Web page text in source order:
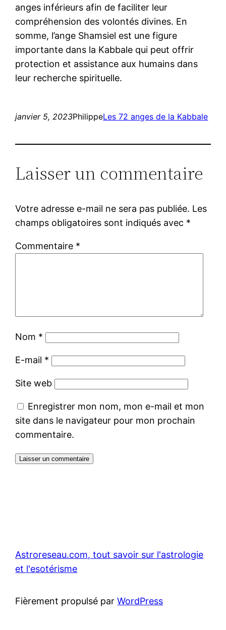
anges inférieurs afin de faciliter leur
compréhension des volontés divines. En
somme, l’ange Shamsiel est une figure
importante dans la Kabbale qui peut offrir
protection et assistance aux humains dans
leur recherche spirituelle.
janvier 5, 2023PhilippeLes 72 anges de la Kabbale
Laisser un commentaire
Votre adresse e-mail ne sera pas publiée. Les
champs obligatoires sont indiqués avec *
Commentaire *
Nom *
E-mail *
Site web
Enregistrer mon nom, mon e-mail et mon
site dans le navigateur pour mon prochain
commentaire.
Astroreseau.com, tout savoir sur l'astrologie
et l'esotérisme
Fièrement propulsé parWordPress